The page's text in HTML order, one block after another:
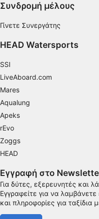
Συνδρομή μέλους
Γίνετε Συνεργάτης
HEAD Watersports
SSI
LiveAboard.com
Mares
Aqualung
Apeks
rEvo
Zoggs
HEAD
Εγγραφή στο
Για δύτες, εξερευνητές και
Εγγραφείτε για να
και πληροφορίες για ταξίδια
επιλογή περιεχομένου
Ειδικά χαρακτηριστικά IAB:
Χρήση επακριβών
Αναγνώριση συσκευών
πληροφορίες που
Σκοποί επεξεργασίας που δεν
Απαραίτητη
Λειτουργικός
Διαφήμιση